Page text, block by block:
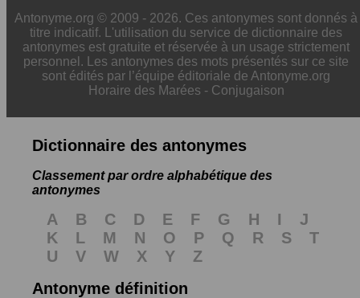
Antonyme.org © 2009 - 2026. Ces antonymes sont donnés à
titre indicatif. L'utilisation du service de dictionnaire des
antonymes est gratuite et réservée à un usage strictement
personnel. Les antonymes des mots présentés sur ce site
sont édités par l’équipe éditoriale de Antonyme.org
Horaire des Marées - Conjugaison
Dictionnaire des antonymes
Classement par ordre alphabétique des
antonymes
A B C D E F G H I
J
K
L M N O P Q R S
T
U
V W X Y
Z
Antonyme définition